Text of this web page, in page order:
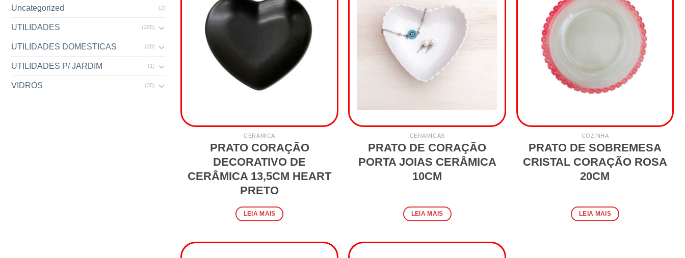
Uncategorized (2)
UTILIDADES (265)
UTILIDADES DOMESTICAS (28)
UTILIDADES P/ JARDIM (1)
VIDROS (35)
CERAMICA
PRATO CORAÇÃO
DECORATIVO DE
CERÂMICA 13,5CM HEART
PRETO
LEIA MAIS
CERAMICAS
PRATO DE CORAÇÃO
PORTA JOIAS CERÂMICA
10CM
LEIA MAIS
COZINHA
PRATO DE SOBREMESA
CRISTAL CORAÇÃO ROSA
20CM
LEIA MAIS